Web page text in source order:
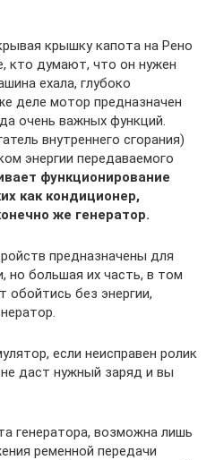
крышку капота на Рено
кто думают, что он нужен
ехала, глубоко
деле мотор предназначен
очень важных функций.
внутреннего сгорания)
энергии передаваемого
функционирование
как кондиционер,
же генератор.
предназначены для
но большая их часть, в том
обойтись без энергии,
если неисправен ролик
даст нужный заряд и вы
генератора, возможна лишь
ременной передачи